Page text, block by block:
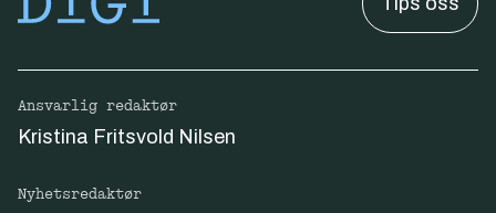
Ansvarlig redaktør
Kristina Fritsvold Nilsen
Nyhetsredaktør